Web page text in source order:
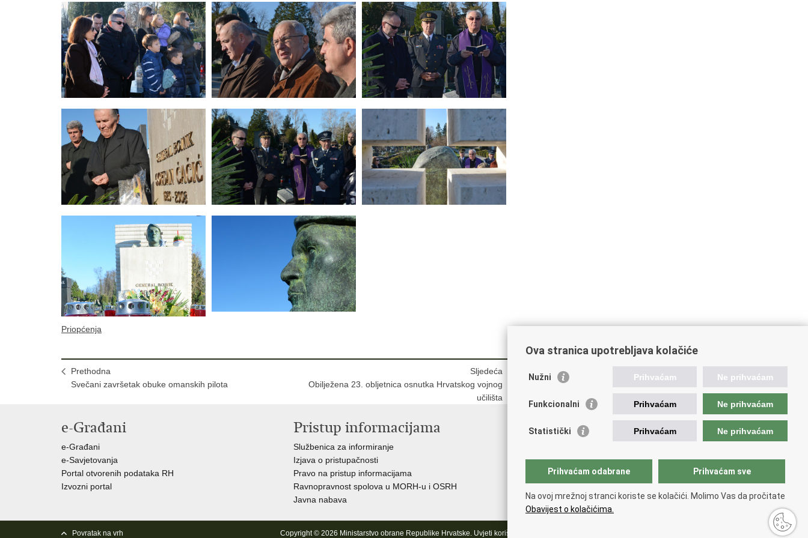
Priopćenja
Prethodna
Svečani završetak obuke omanskih pilota
Sljedeća
Obilježena 23. obljetnica osnutka Hrvatskog vojnog
učilišta
e-Građani
e-Građani
e-Savjetovanja
Portal otvorenih podataka RH
Izvozni portal
Pristup informacijama
Službenica za informiranje
Izjava o pristupačnosti
Pravo na pristup informacijama
Ravnopravnost spolova u MORH-u i OSRH
Javna nabava
Važne poveznice
Predsjednik RH
Hrvatski Sabor
Pučki pravobranitelj
Povratak na vrh Copyright © 2026 Ministarstvo obrane Republike Hrvatske. Uvjeti korištenja
Ova stranica upotrebljava kolačiće
Nužni Prihvaćam Ne prihvaćam
Funkcionalni Prihvaćam Ne prihvaćam
Statistički Prihvaćam Ne prihvaćam
Prihvaćam odabrane Prihvaćam sve
Na ovoj mrežnoj stranci koriste se kolačići. Molimo Vas da pročitate
Obavijest o kolačićima.